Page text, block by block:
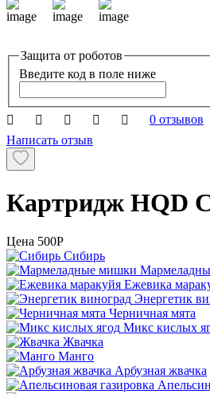
Защита от роботов
Введите код в поле ниже
0 отзывов
Написать отзыв
Картридж HQD
Цена 500P
Сибирь
Ежевика
Энергетик
Черничная мята
Микс кислых
Жвачка
Манго
Арбузная жвачка